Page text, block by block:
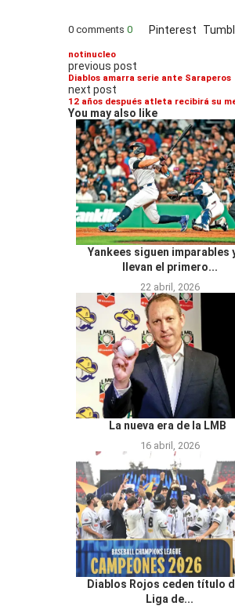
0 comments 0 Pinterest
notinucleo
previous post
Diablos amarra serie ante Saraperos
next post
12 años después atleta recibirá su
You may also like
Yankees siguen imparables
llevan el primero...
22 abril, 2026
La nueva era de la LMB
16 abril, 2026
Diablos Rojos ceden título
Liga de...